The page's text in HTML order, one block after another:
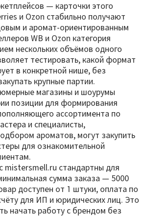
— карточки этого
и Ozon стабильно получают
и аромат-ориентированным
WB и Ozon категория
нескольких объёмов одного
тестировать, какой формат
в конкретной нише, без
крупные партии.
магазины и шоурумы
позиции для формирования
ассортимента по
и специалисты,
ароматов, могут закупить
для ознакомительной
mistersmell.ru стандартны для
сумма заказа — 5000
доступен от 1 штуки, оплата по
для ИП и юридических лиц. Это
начать работу с брендом без